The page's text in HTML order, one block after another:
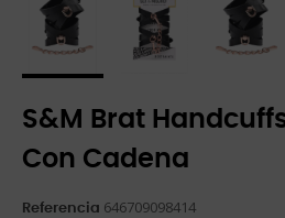
S&M Brat
Con Cadena
Referencia 646709098414